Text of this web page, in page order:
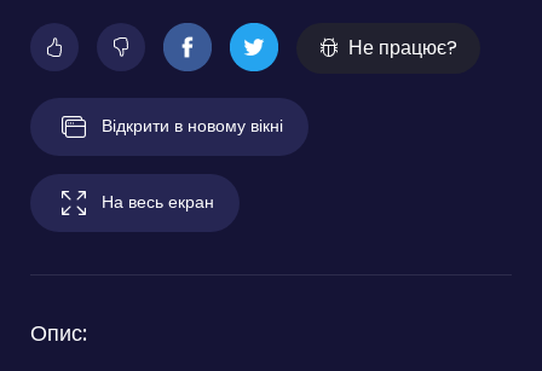
Не працює?
Відкрити в новому вікні
На весь екран
Опис: